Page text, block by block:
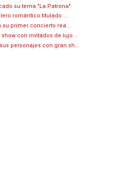
su tema "La Patrona"
romántico titulado ...
su primer concierto rea...
con invitados de lujo...
personajes con gran sh...